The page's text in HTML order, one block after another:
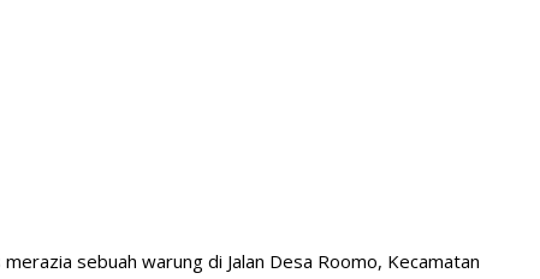
sebuah warung di Jalan Desa Roomo, Kecamatan